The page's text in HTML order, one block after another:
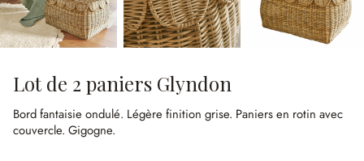
Lot de 2 paniers Glyndon
Bord fantaisie ondulé. Légère finition grise. Paniers en rotin avec
couvercle. Gigogne.